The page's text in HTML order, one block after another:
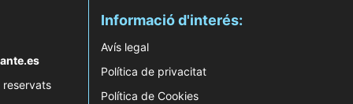
reservats
Informació d'interés:
Avís legal
Política de privacitat
Política de Cookies